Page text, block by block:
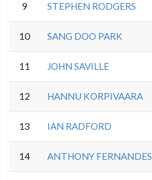
9 STEPHEN RODGERS
10 SANG DOO PARK
11 JOHN SAVILLE
12 HANNU KORPIVAARA
13 IAN RADFORD
14 ANTHONY FERNANDES